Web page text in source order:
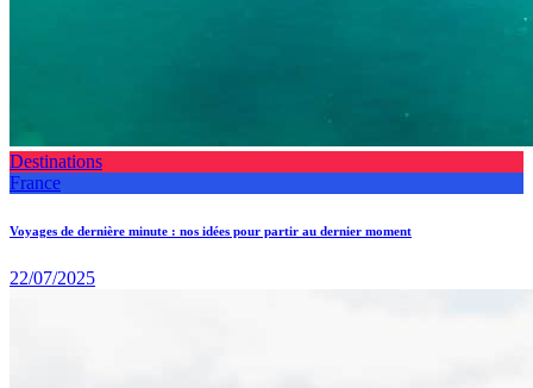
Destinations
France
Voyages de dernière minute : nos idées pour partir au dernier moment
22/07/2025